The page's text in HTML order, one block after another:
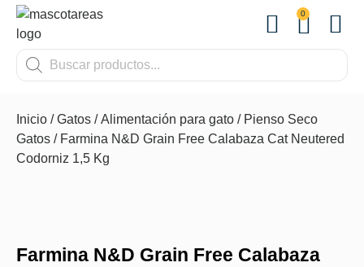
0
Inicio /Gatos /Alimentación para gato / Pienso Seco
Gatos / Farmina N&D Grain Free Calabaza Cat Neutered
Codorniz 1,5 Kg
Farmina N&D Grain Free Calabaza